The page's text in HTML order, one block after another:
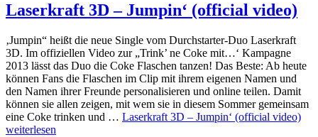
Laserkraft 3D – Jumpin‘ (official video)
‚Jumpin“ heißt die neue Single vom Durchstarter-Duo Laserkraft
3D. Im offiziellen Video zur „Trink’ ne Coke mit…‘ Kampagne
2013 lässt das Duo die Coke Flaschen tanzen! Das Beste: Ab heute
können Fans die Flaschen im Clip mit ihrem eigenen Namen und
den Namen ihrer Freunde personalisieren und online teilen. Damit
können sie allen zeigen, mit wem sie in diesem Sommer gemeinsam
eine Coke trinken und … Laserkraft 3D – Jumpin‘ (official video)
weiterlesen